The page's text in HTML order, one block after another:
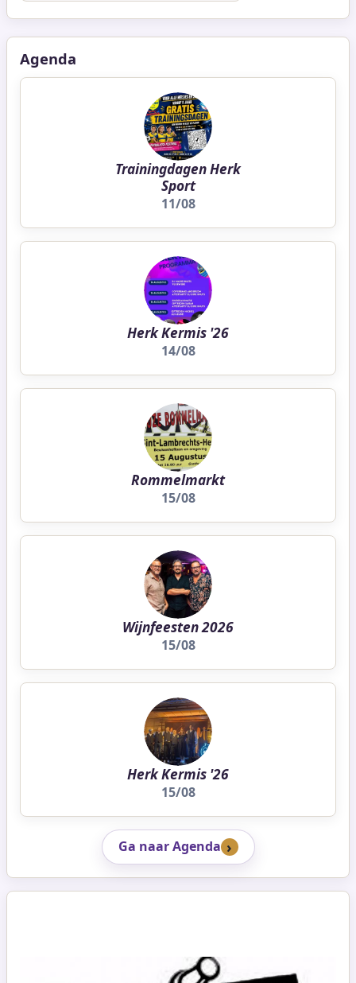
Agenda
Trainingdagen Herk
Sport
11/08
Herk Kermis '26
14/08
Rommelmarkt
15/08
Wijnfeesten 2026
15/08
Herk Kermis '26
15/08
Ga naar Agenda